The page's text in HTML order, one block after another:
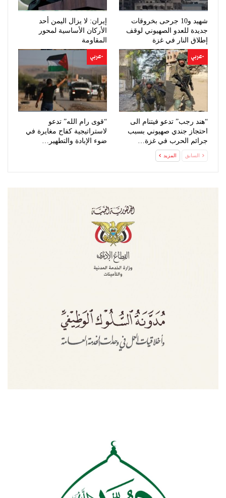
شهيد و10 جرحى بخروقات
جديدة للعدو الصهيوني لوقف
إطلاق النار في غزة
إيران: لا يزال اليمن أحد
الأركان الأساسية لمحور
المقاومة
-عربي
“هند رجب” تدعو فيتنام الى
احتجاز جندي صهيوني بسبب
جرائم الحرب في غزة…
-عربي
“قوى رام الله” تدعو
لاستراتيجية كفاح مغايرة في
ضوء الإبادة والتطهير…
السابق المزيد